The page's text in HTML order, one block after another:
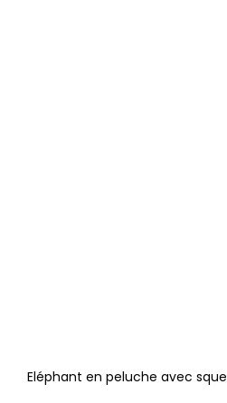
Eléphant en peluche avec